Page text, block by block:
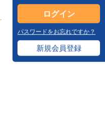
パスワードをお忘れですか？
新規会員登録